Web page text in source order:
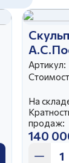
автор
Артикул:
На
продаж:
140